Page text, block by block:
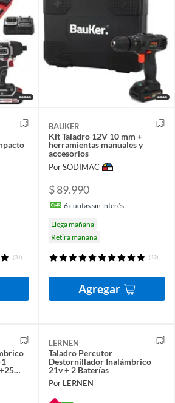
(31)
BAUKER
Kit Taladro 12V 10 mm +
herramientas manuales y
accesorios
Por SODIMAC
$ 89.990
6cuotas sin interés
Llega mañana
Retira mañana
(12)
Agregar
LERNEN
Taladro Percutor
Destornillador Inalámbrico
21v + 2 Baterías
Por LERNEN